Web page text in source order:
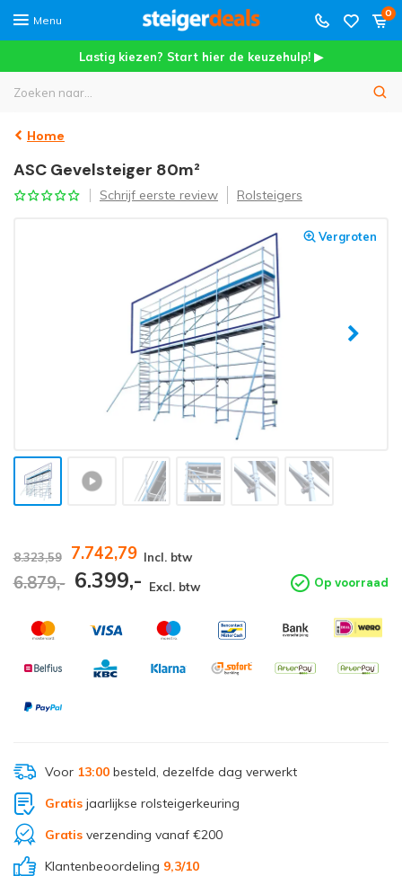
Menu
0
Lastig kiezen? Start hier de keuzehulp! ▶
Home
ASC Gevelsteiger 80m²
Schrijf eerste review Rolsteigers
Vergroten
8.323,59 7.742,79 Incl. btw
6.879,- 6.399,- Excl. btw Op voorraad
Voor 13:00besteld, dezelfde dag verwerkt
Gratisjaarlijkse rolsteigerkeuring
Gratisverzending vanaf €200
Klantenbeoordeling 9,3/10